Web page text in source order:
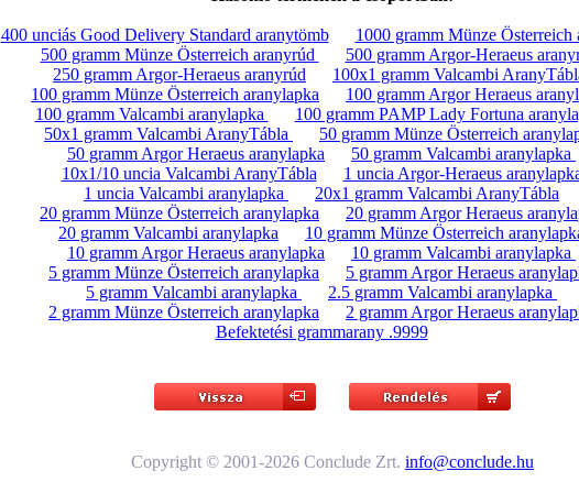
400 unciás Good Delivery Standard aranytömb
1000 gramm Münze Österreich
500 gramm Münze Österreich aranyrúd
500 gramm Argor-Heraeus
250 gramm Argor-Heraeus aranyrúd
100x1 gramm Valcambi
100 gramm Münze Österreich aranylapka
100 gramm Argor Heraeus
100 gramm Valcambi aranylapka
100 gramm PAMP Lady Fortuna
50x1 gramm Valcambi AranyTábla
50 gramm Münze Österreich
50 gramm Argor Heraeus aranylapka
50 gramm Valcambi aranylapka
10x1/10 uncia Valcambi AranyTábla
1 uncia Argor-Heraeus
1 uncia Valcambi aranylapka
20x1 gramm Valcambi AranyTábla
20 gramm Münze Österreich aranylapka
20 gramm Argor Heraeus
20 gramm Valcambi aranylapka
10 gramm Münze Österreich
10 gramm Argor Heraeus aranylapka
10 gramm Valcambi aranylapka
5 gramm Münze Österreich aranylapka
5 gramm Argor Heraeus
5 gramm Valcambi aranylapka
2.5 gramm Valcambi aranylapka
2 gramm Münze Österreich aranylapka
2 gramm Argor Heraeus
Befektetési grammarany .9999
Copyright © 2001-2026 Conclude Zrt. info@conclude.hu